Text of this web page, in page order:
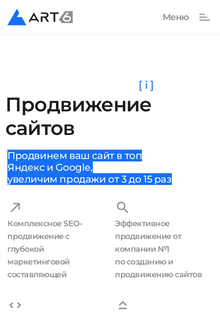
Продвижение
сайтов
[ i ]
Продвинем ваш сайт в топ
Яндекс и Google,
увеличим продажи от 3 до 15 раз
Комплексное SEO-
продвижение с
глубокой
маркетинговой
составляющей
Эффективное
продвижение от
компании №1
по созданию и
продвижению сайтов